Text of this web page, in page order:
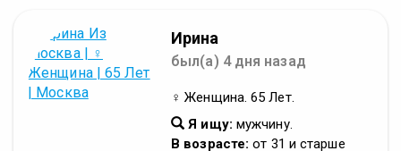
Ирина
был(а) 4 дня назад
♀ Женщина. 65 Лет.
Я ищу: мужчину.
В возрасте: от 31 и старше